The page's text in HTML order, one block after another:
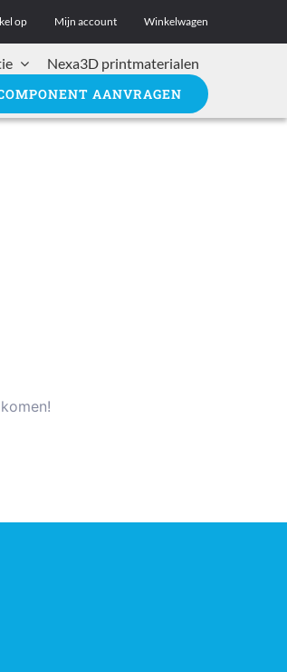
op Mijn account Winkelwagen
Nexa3D printmaterialen
AANVRAGEN